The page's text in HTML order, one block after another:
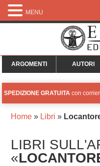
ARGOMENTI AUTORI
SPEDIZIONE GRATUITA con
Home» Libri »
LIBRI
«
MENU